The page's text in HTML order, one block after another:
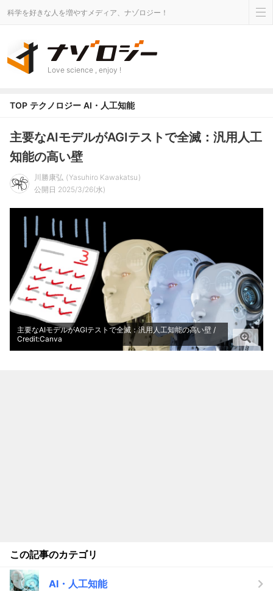
科学を好きな人を増やすメディア、ナゾロジー！
Love science , enjoy !
TOP テクノロジー AI・人工知能
主要なAIモデルがAGIテストで全滅：汎用人工
知能の高い壁
川勝康弘
Yasuhiro Kawakatsu
公開日 2025/3/26(水)
主要なAIモデルがAGIテストで全滅：汎用人工知能の高い壁 /
Credit:Canva
この記事のカテゴリ
AI・人工知能